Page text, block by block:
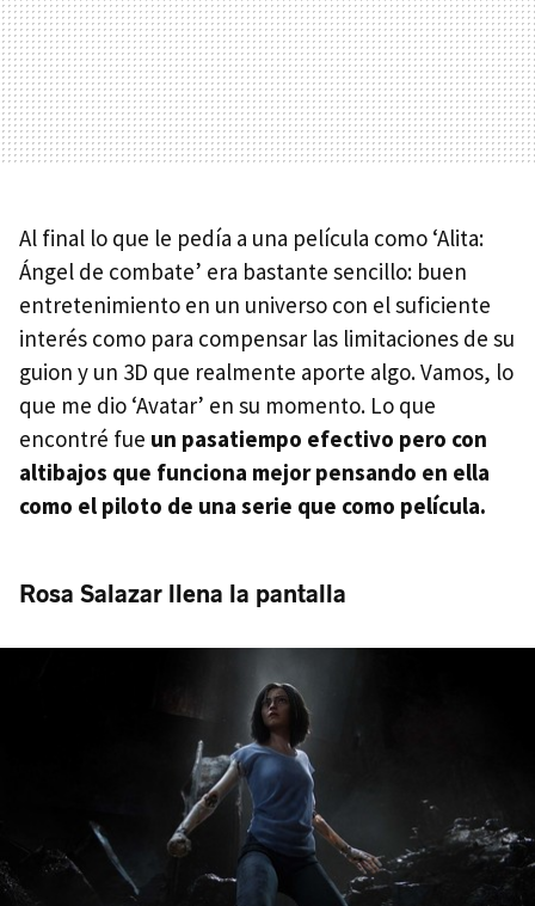
Al final lo que le pedía a una película como ‘Alita:
Ángel de combate’ era bastante sencillo: buen
entretenimiento en un universo con el suficiente
interés como para compensar las limitaciones de su
guion y un 3D que realmente aporte algo. Vamos, lo
que me dio ‘Avatar’ en su momento. Lo que
encontré fue un pasatiempo efectivo pero con
altibajos que funciona mejor pensando en ella
como el piloto de una serie que como película.
Rosa Salazar llena la pantalla